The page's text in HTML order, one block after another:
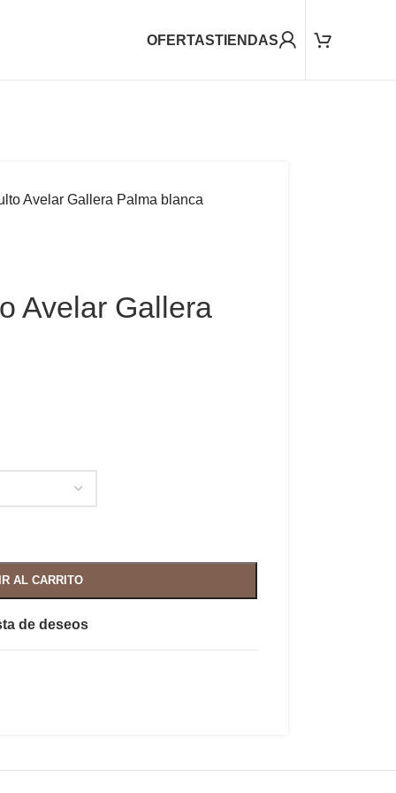
OFERTASTIENDAS
Avelar Gallera Palma blanca
Avelar Gallera
AL CARRITO
de deseos